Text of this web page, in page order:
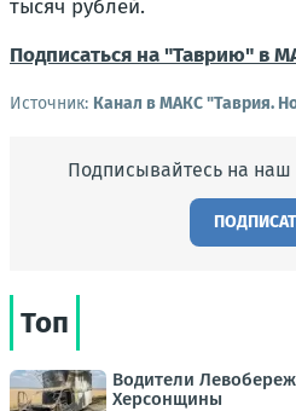
тысяч рублей.
Подписаться на "Таврию" в
Источник: Канал в МАКС "Таврия.
Подписывайтесь на наш
Топ
Водители
Херсонщины